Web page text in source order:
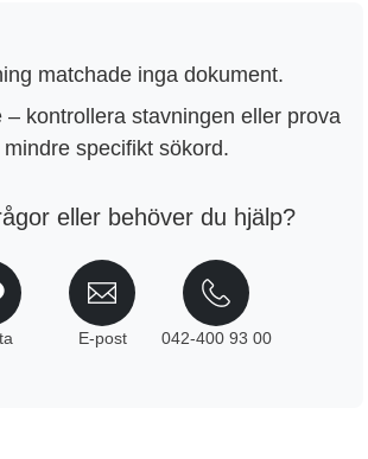
matchade inga dokument.
– kontrollera stavningen eller prova
mindre specifikt sökord.
eller behöver du hjälp?
E-post 042-400 93 00